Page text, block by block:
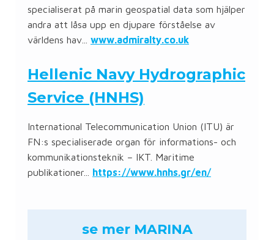
specialiserat på marin geospatial data som hjälper
andra att låsa upp en djupare förståelse av
världens hav... www.admiralty.co.uk
Hellenic Navy Hydrographic
Service (HNHS)
International Telecommunication Union (ITU) är
FN:s specialiserade organ för informations- och
kommunikationsteknik – IKT. Maritime
publikationer... https://www.hnhs.gr/en/
se mer MARINA